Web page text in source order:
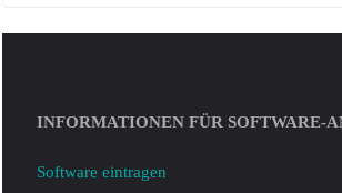
INFORMATIONEN FÜR SOFTWARE-
Software eintragen